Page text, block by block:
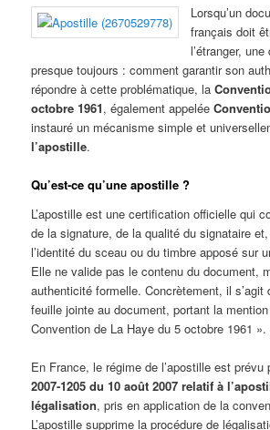
Lorsqu’un
français doit
l’étranger,
presque toujours : comment garantir son
répondre à cette problématique, la
octobre 1961, également appelée
instauré un mécanisme simple et
l’apostille.
Qu’est-ce qu’une apostille ?
L’apostille est une certification officielle qui
de la signature, de la qualité du signataire
l’identité du sceau ou du timbre apposé sur
Elle ne valide pas le contenu du document,
authenticité formelle. Concrètement, il s’agit
feuille jointe au document, portant la
Convention de La Haye du 5 octobre 1961 ».
En France, le régime de l’apostille est prévu
2007-1205 du 10 août 2007 relatif à
légalisation, pris en application de la
L’apostille supprime la procédure de